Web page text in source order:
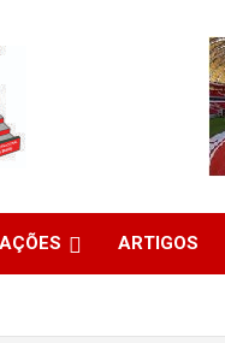
AÇÕES ARTIGOS